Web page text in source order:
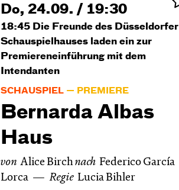
Do, 24.09. / 19:30
18:45 Die Freunde des Düsseldorfer
Schauspielhauses laden ein zur
Premiereneinführung mit dem
Intendanten
SCHAUSPIEL PREMIERE
Bernarda Albas
Haus
von Alice Birchnach Federico García
Lorca
Regie Lucia Bihler